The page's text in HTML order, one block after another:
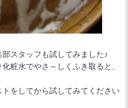
スタッフも試してみました♪
粧水でやさ～しくふき取ると、
をしてから試してみてください